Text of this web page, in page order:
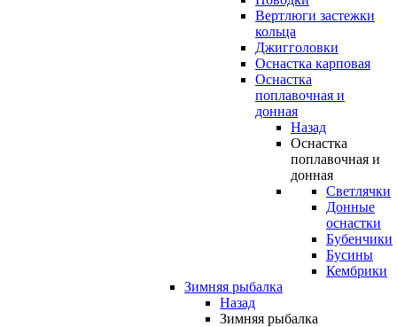
Вертлюги застежки
кольца
Джигголовки
Оснастка карповая
Оснастка
поплавочная и
донная
Назад
Оснастка
поплавочная и
донная
Светлячки
Донные
оснастки
Бубенчики
Бусины
Кембрики
Зимняя рыбалка
Назад
Зимняя рыбалка